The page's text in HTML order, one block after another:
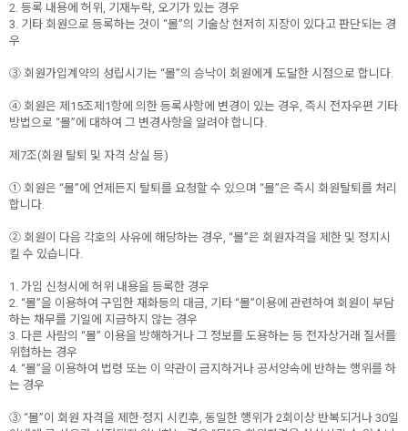
2. 등록 내용에 허위, 기재누락, 오기가 있는 경우
3. 기타 회원으로 등록하는 것이 “몰”의 기술상 현저히 지장이 있다고 판단되는 경
우
③ 회원가입계약의 성립시기는 “몰”의 승낙이 회원에게 도달한 시점으로 합니다.
④ 회원은 제15조제1항에 의한 등록사항에 변경이 있는 경우, 즉시 전자우편 기타
방법으로 “몰”에 대하여 그 변경사항을 알려야 합니다.
제7조(회원 탈퇴 및 자격 상실 등)
① 회원은 “몰”에 언제든지 탈퇴를 요청할 수 있으며 “몰”은 즉시 회원탈퇴를 처리
합니다.
② 회원이 다음 각호의 사유에 해당하는 경우, “몰”은 회원자격을 제한 및 정지시
킬 수 있습니다.
1. 가입 신청시에 허위 내용을 등록한 경우
2. “몰”을 이용하여 구입한 재화등의 대금, 기타 “몰”이용에 관련하여 회원이 부담
하는 채무를 기일에 지급하지 않는 경우
3. 다른 사람의 “몰” 이용을 방해하거나 그 정보를 도용하는 등 전자상거래 질서를
위협하는 경우
4. “몰”을 이용하여 법령 또는 이 약관이 금지하거나 공서양속에 반하는 행위를 하
는 경우
③ “몰”이 회원 자격을 제한·정지 시킨후, 동일한 행위가 2회이상 반복되거나 30일